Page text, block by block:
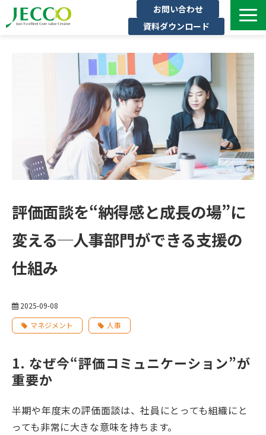
お問い合わせ
資料ダウンロード
ジェックについて
インタビュー
セミナー・イベント一覧
公開コース一覧
コラム
よくある質問
評価面談を“納得感と成長の場”に
変える─人事部門ができる支援の
仕組み
2025-09-08
マネジメント
人事
1. なぜ今“評価コミュニケーション”が
重要か
半期や年度末の評価面談は、社員にとっても組織にと
っても非常に大きな意味を持ちます。